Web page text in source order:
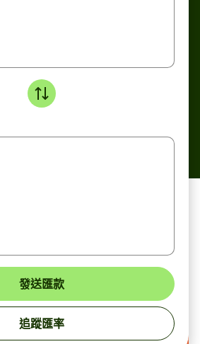
發送匯款
追蹤匯率